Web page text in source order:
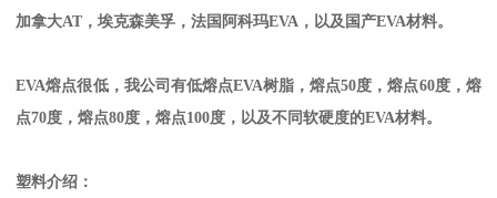
加拿大AT ，埃克森美孚，法国阿科玛EVA ，以及国产EVA材料。
EVA熔点很低，我公司有低熔点EVA树脂，熔点50度，熔点60度，熔
点70度，熔点80度，熔点100度，以及不同软硬度的EVA材料。
塑料介绍：